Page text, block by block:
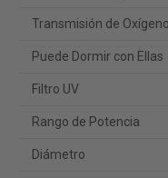
Transmisión de Oxígeno
Puede Dormir con Ellas
Filtro UV
Rango de Potencia
Diámetro